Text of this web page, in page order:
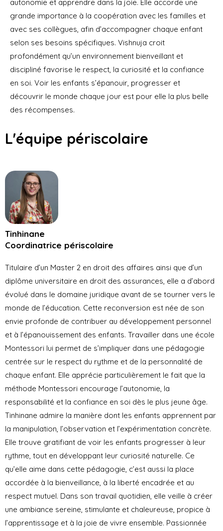
autonomie et apprendre dans la joie. Elle accorde une
grande importance à la coopération avec les familles et
avec ses collègues, afin d’accompagner chaque enfant
selon ses besoins spécifiques. Vishnuja croit
profondément qu’un environnement bienveillant et
discipliné favorise le respect, la curiosité et la confiance
en soi. Voir les enfants s’épanouir, progresser et
découvrir le monde chaque jour est pour elle la plus belle
des récompenses.
L'équipe périscolaire
Tinhinane
Coordinatrice périscolaire
Titulaire d’un Master 2 en droit des affaires ainsi que d’un
diplôme universitaire en droit des assurances, elle a d’abord
évolué dans le domaine juridique avant de se tourner vers le
monde de l’éducation. Cette reconversion est née de son
envie profonde de contribuer au développement personnel
et à l’épanouissement des enfants. Travailler dans une école
Montessori lui permet de s’impliquer dans une pédagogie
centrée sur le respect du rythme et de la personnalité de
chaque enfant. Elle apprécie particulièrement le fait que la
méthode Montessori encourage l’autonomie, la
responsabilité et la confiance en soi dès le plus jeune âge.
Tinhinane admire la manière dont les enfants apprennent par
la manipulation, l’observation et l’expérimentation concrète.
Elle trouve gratifiant de voir les enfants progresser à leur
rythme, tout en développant leur curiosité naturelle. Ce
qu’elle aime dans cette pédagogie, c’est aussi la place
accordée à la bienveillance, à la liberté encadrée et au
respect mutuel. Dans son travail quotidien, elle veille à créer
une ambiance sereine, stimulante et chaleureuse, propice à
l’apprentissage et à la joie de vivre ensemble. Passionnée